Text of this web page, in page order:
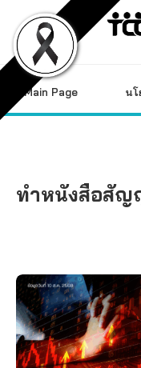
content
Main Page นโ
ทำหนังสือสัญ